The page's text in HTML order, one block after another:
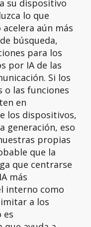
su dispositivo
lo que
aún más
búsqueda,
para los
por IA de las
Si los
o las funciones
en
los dispositivos,
generación, eso
propias
que la
que centrarse
más
interno como
a los
es